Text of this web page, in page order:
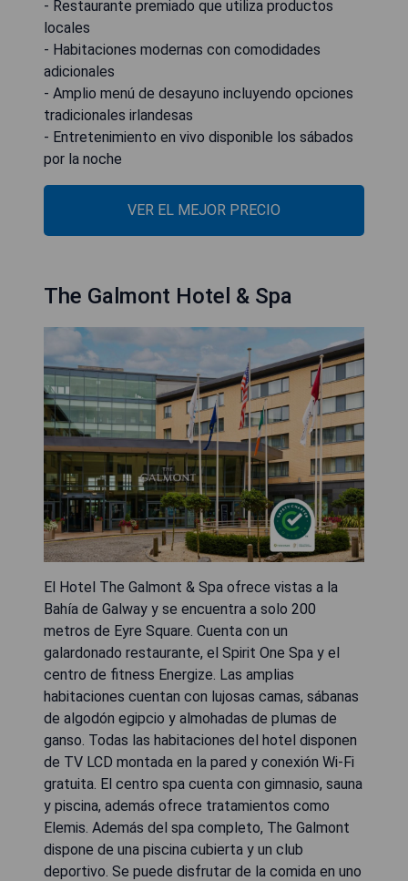
- Restaurante premiado que utiliza productos
locales
- Habitaciones modernas con comodidades
adicionales
- Amplio menú de desayuno incluyendo opciones
tradicionales irlandesas
- Entretenimiento en vivo disponible los sábados
por la noche
VER EL MEJOR PRECIO
The Galmont Hotel & Spa
El Hotel The Galmont & Spa ofrece vistas a la
Bahía de Galway y se encuentra a solo 200
metros de Eyre Square. Cuenta con un
galardonado restaurante, el Spirit One Spa y el
centro de fitness Energize. Las amplias
habitaciones cuentan con lujosas camas, sábanas
de algodón egipcio y almohadas de plumas de
ganso. Todas las habitaciones del hotel disponen
de TV LCD montada en la pared y conexión Wi-Fi
gratuita. El centro spa cuenta con gimnasio, sauna
y piscina, además ofrece tratamientos como
Elemis. Además del spa completo, The Galmont
dispone de una piscina cubierta y un club
deportivo. Se puede disfrutar de la comida en uno